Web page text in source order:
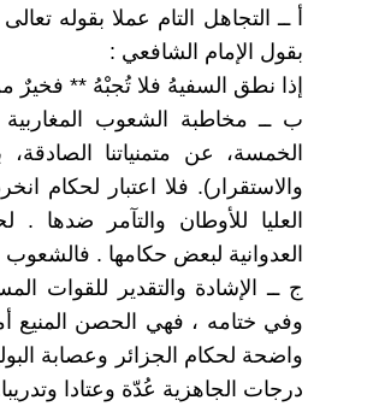
أ ــ التجاهل التام عملا بقوله
بقول الإمام الشافعي :
إذا نطق السفيهُ فلا تُجبْهُ ** فخيرٌ
ب ــ مخاطبة الشعوب المغاربية
الخمسة، عن متمنياتنا
والاستقرار). فلا اعتبار لحكام
العليا للأوطان والتآمر ضدها
العدوانية لبعض حكامها . فالشعوب
ج ــ الإشادة والتقدير للقوات
وفي ختامه ، فهي الحصن المنيع
واضحة لحكام الجزائر وعصابة
درجات الجاهزية عُدّة وعتادا